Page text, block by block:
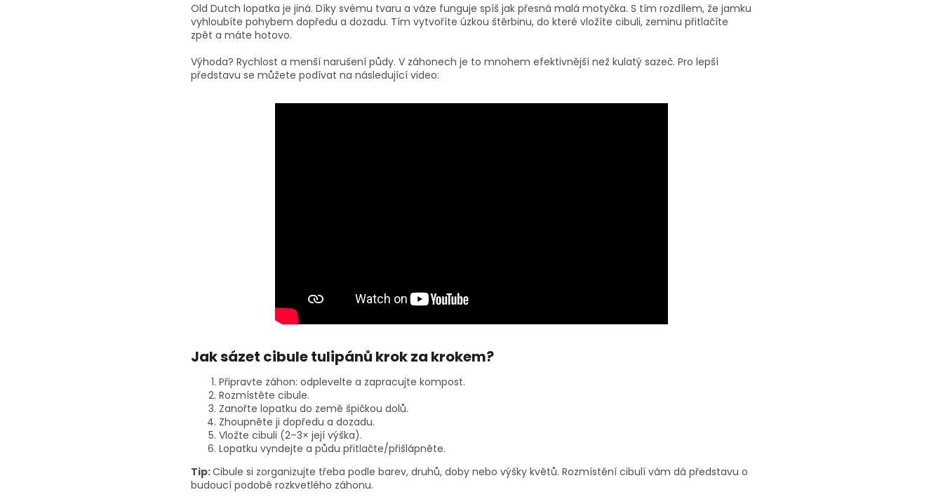
Old Dutch lopatka je jiná. Díky svému tvaru a váze funguje spíš jak přesná malá motyčka. S tím rozdílem, že jamku
vyhloubíte pohybem dopředu a dozadu. Tím vytvoříte úzkou štěrbinu, do které vložíte cibuli, zeminu přitlačíte
zpět a máte hotovo.
Výhoda? Rychlost a menší narušení půdy. V záhonech je to mnohem efektivnější než kulatý sazeč. Pro lepší
představu se můžete podívat na následující video:
Jak sázet cibule tulipánů krok za krokem?
Připravte záhon: odplevelte a zapracujte kompost.
Rozmístěte cibule.
Zanořte lopatku do země špičkou dolů.
Zhoupněte ji dopředu a dozadu.
Vložte cibuli (2–3× její výška).
Lopatku vyndejte a půdu přitlačte/přišlápněte.
Tip:Cibule si zorganizujte třeba podle barev, druhů, doby nebo výšky květů. Rozmístění cibulí vám dá představu o
budoucí podobě rozkvetlého záhonu.